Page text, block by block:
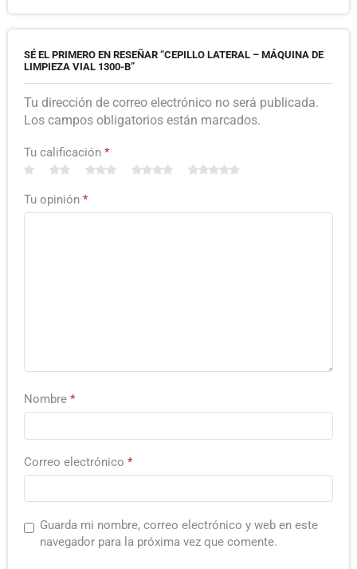
SÉ EL PRIMERO EN RESEÑAR “CEPILLO LATERAL – MÁQUINA DE
LIMPIEZA VIAL 1300-B”
Tu dirección de correo electrónico no será publicada.
Los campos obligatorios están marcados.
Tu calificación *
Tu opinión *
Nombre *
Correo electrónico *
Guarda mi nombre, correo electrónico y web en este
navegador para la próxima vez que comente.